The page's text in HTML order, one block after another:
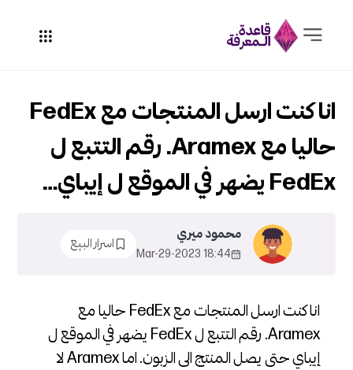
انا كنت ارسل المنتجات مع FedEx حاليا مع
Aramex. رقم التتبع ل FedEx يضهر في الموقع ل
إيباي حتى يصل المنتج الى الزبون. اما Aramex لا
انا كنت ارسل المنتجات مع FedEx
حاليا مع Aramex. رقم التتبع ل
FedEx يضهر في الموقع ل إيباي…
محمود ميري
18:44 2023-Mar-29
اسرار البيع